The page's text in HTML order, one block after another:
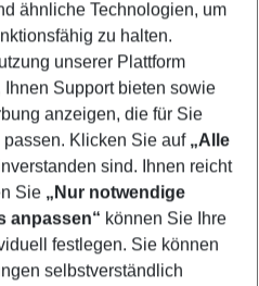
5-8 nights
filter
ähnliche Technologien, um
zu halten.
unserer Plattform
Support bieten sowie
anzeigen, die für Sie
Klicken Sie auf „Alle
sind. Ihnen reicht
Sie „Nur notwendige
anpassen“ können Sie Ihre
festlegen. Sie können
selbstverständlich